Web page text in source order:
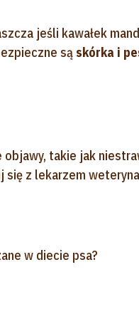
jeśli kawałek
sąskórka i
takie jak
się z lekarzem
w diecie psa?